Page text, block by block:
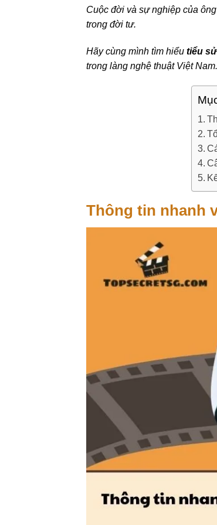
Cuộc đời và sự nghiệp của
trong đời tư.
Hãy cùng mình tìm hiểu tiểu
trong làng nghệ thuật Việt Nam.
Thông tin nhanh